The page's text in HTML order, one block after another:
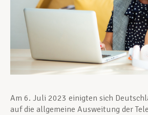
Am 6. Juli 2023 einigten sich
auf die allgemeine Ausweitung der